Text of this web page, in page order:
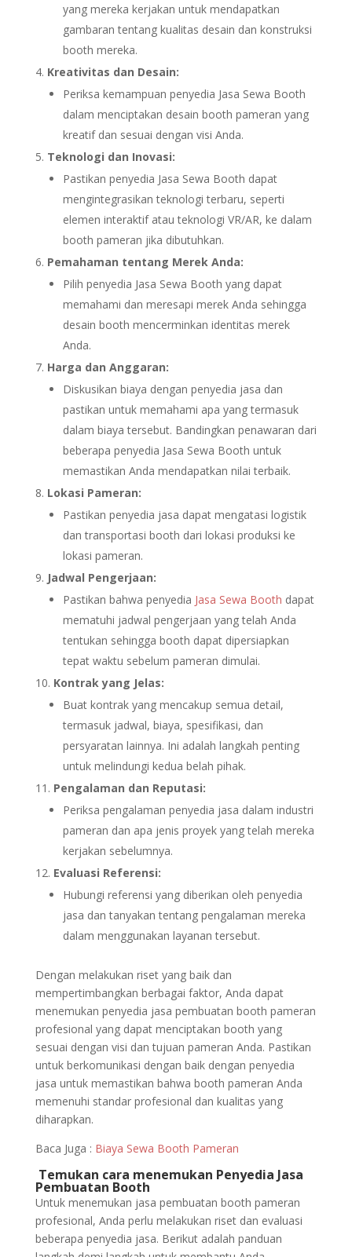
yang mereka kerjakan untuk mendapatkan
gambaran tentang kualitas desain dan konstruksi
booth mereka.
Kreativitas dan Desain:
Periksa kemampuan penyedia Jasa Sewa Booth
dalam menciptakan desain booth pameran yang
kreatif dan sesuai dengan visi Anda.
Teknologi dan Inovasi:
Pastikan penyedia Jasa Sewa Booth dapat
mengintegrasikan teknologi terbaru, seperti
elemen interaktif atau teknologi VR/AR, ke dalam
booth pameran jika dibutuhkan.
Pemahaman tentang Merek Anda:
Pilih penyedia Jasa Sewa Booth yang dapat
memahami dan meresapi merek Anda sehingga
desain booth mencerminkan identitas merek
Anda.
Harga dan Anggaran:
Diskusikan biaya dengan penyedia jasa dan
pastikan untuk memahami apa yang termasuk
dalam biaya tersebut. Bandingkan penawaran dari
beberapa penyedia Jasa Sewa Booth untuk
memastikan Anda mendapatkan nilai terbaik.
Lokasi Pameran:
Pastikan penyedia jasa dapat mengatasi logistik
dan transportasi booth dari lokasi produksi ke
lokasi pameran.
Jadwal Pengerjaan:
Pastikan bahwa penyedia Jasa Sewa Booth dapat
mematuhi jadwal pengerjaan yang telah Anda
tentukan sehingga booth dapat dipersiapkan
tepat waktu sebelum pameran dimulai.
Kontrak yang Jelas:
Buat kontrak yang mencakup semua detail,
termasuk jadwal, biaya, spesifikasi, dan
persyaratan lainnya. Ini adalah langkah penting
untuk melindungi kedua belah pihak.
Pengalaman dan Reputasi:
Periksa pengalaman penyedia jasa dalam industri
pameran dan apa jenis proyek yang telah mereka
kerjakan sebelumnya.
Evaluasi Referensi:
Hubungi referensi yang diberikan oleh penyedia
jasa dan tanyakan tentang pengalaman mereka
dalam menggunakan layanan tersebut.
Dengan melakukan riset yang baik dan
mempertimbangkan berbagai faktor, Anda dapat
menemukan penyedia jasa pembuatan booth pameran
profesional yang dapat menciptakan booth yang
sesuai dengan visi dan tujuan pameran Anda. Pastikan
untuk berkomunikasi dengan baik dengan penyedia
jasa untuk memastikan bahwa booth pameran Anda
memenuhi standar profesional dan kualitas yang
diharapkan.
Baca Juga : Biaya Sewa Booth Pameran
Temukan cara menemukan Penyedia Jasa
Pembuatan Booth
Untuk menemukan jasa pembuatan booth pameran
profesional, Anda perlu melakukan riset dan evaluasi
beberapa penyedia jasa. Berikut adalah panduan